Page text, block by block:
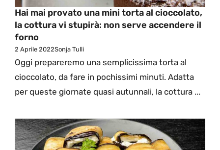
Hai mai provato una mini torta al cioccolato,
la cottura vi stupirà: non serve accendere il
forno
2 Aprile 2022Sonja Tulli
Oggi prepareremo una semplicissima torta al
cioccolato, da fare in pochissimi minuti. Adatta
per queste giornate quasi autunnali, la cottura ...